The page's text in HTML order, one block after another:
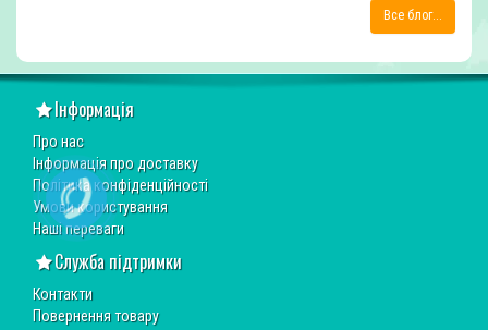
Все блог...
Інформація
Про нас
Інформація про доставку
Політика конфіденційності
Умови користування
Наші переваги
Служба підтримки
Контакти
Повернення товару